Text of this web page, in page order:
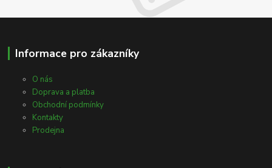
Informace pro zákazníky
O nás
Doprava a platba
Obchodní podmínky
Kontakty
Prodejna